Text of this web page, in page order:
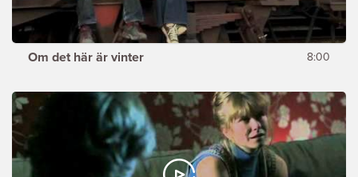
Om det här är vinter 8:00